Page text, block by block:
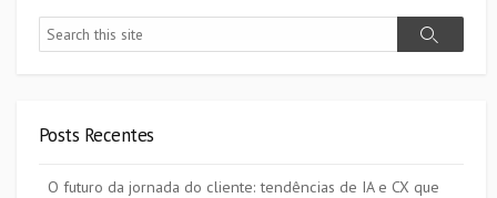
Search
Search
Posts Recentes
O futuro da jornada do cliente: tendências de IA e CX que